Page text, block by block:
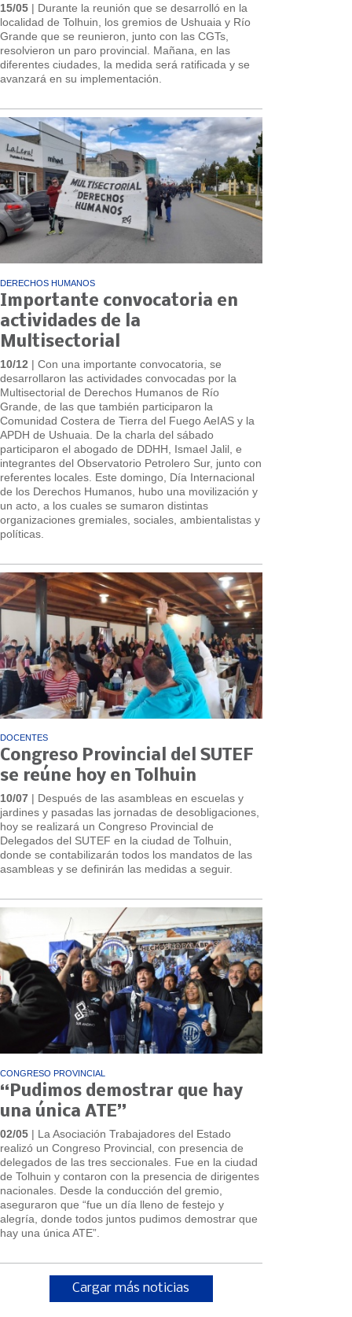
15/05 | Durante la reunión que se desarrolló en la
localidad de Tolhuin, los gremios de Ushuaia y Río
Grande que se reunieron, junto con las CGTs,
resolvieron un paro provincial. Mañana, en las
diferentes ciudades, la medida será ratificada y se
avanzará en su implementación.
DERECHOS HUMANOS
Importante convocatoria en
actividades de la
Multisectorial
10/12 | Con una importante convocatoria, se
desarrollaron las actividades convocadas por la
Multisectorial de Derechos Humanos de Río
Grande, de las que también participaron la
Comunidad Costera de Tierra del Fuego AeIAS y la
APDH de Ushuaia. De la charla del sábado
participaron el abogado de DDHH, Ismael Jalil, e
integrantes del Observatorio Petrolero Sur, junto con
referentes locales. Este domingo, Día Internacional
de los Derechos Humanos, hubo una movilización y
un acto, a los cuales se sumaron distintas
organizaciones gremiales, sociales, ambientalistas y
políticas.
DOCENTES
Congreso Provincial del SUTEF
se reúne hoy en Tolhuin
10/07 | Después de las asambleas en escuelas y
jardines y pasadas las jornadas de desobligaciones,
hoy se realizará un Congreso Provincial de
Delegados del SUTEF en la ciudad de Tolhuin,
donde se contabilizarán todos los mandatos de las
asambleas y se definirán las medidas a seguir.
CONGRESO PROVINCIAL
“Pudimos demostrar que hay
una única ATE”
02/05 | La Asociación Trabajadores del Estado
realizó un Congreso Provincial, con presencia de
delegados de las tres seccionales. Fue en la ciudad
de Tolhuin y contaron con la presencia de dirigentes
nacionales. Desde la conducción del gremio,
aseguraron que “fue un día lleno de festejo y
alegría, donde todos juntos pudimos demostrar que
hay una única ATE”.
Cargar más noticias